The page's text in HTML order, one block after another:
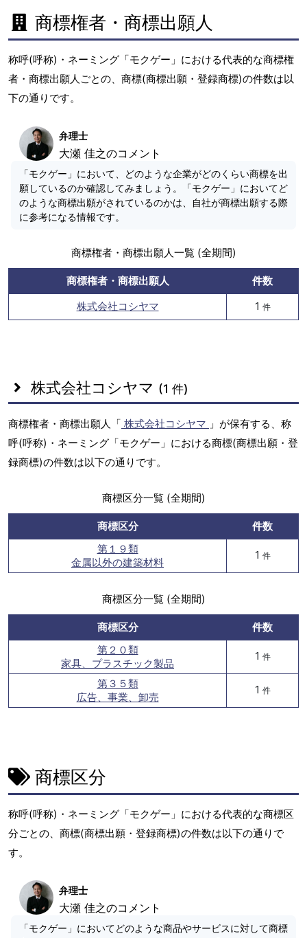
商標権者・商標出願人
称呼(呼称)・ネーミング「モクゲー」における代表的な商標権
者・商標出願人ごとの、商標(商標出願・登録商標)の件数は以
下の通りです。
弁理士
大瀬 佳之のコメント
「モクゲー」において、どのような企業がどのくらい商標を出
願しているのか確認してみましょう。「モクゲー」においてど
のような商標出願がされているのかは、自社が商標出願する際
に参考になる情報です。
商標権者・商標出願人一覧 (全期間)
商標権者・商標出願人
件数
株式会社コシヤマ
1 件
株式会社コシヤマ (1 件)
商標権者・商標出願人「 株式会社コシヤマ 」が保有する、称
呼(呼称)・ネーミング「モクゲー」における商標(商標出願・登
録商標)の件数は以下の通りです。
商標区分一覧 (全期間)
商標区分
件数
第１９類
金属以外の建築材料
1 件
商標区分一覧 (全期間)
商標区分
件数
第２０類
家具、プラスチック製品
1 件
第３５類
広告、事業、卸売
1 件
商標区分
称呼(呼称)・ネーミング「モクゲー」における代表的な商標区
分ごとの、商標(商標出願・登録商標)の件数は以下の通りで
す。
弁理士
大瀬 佳之のコメント
「モクゲー」においてどのような商品やサービスに対して商標